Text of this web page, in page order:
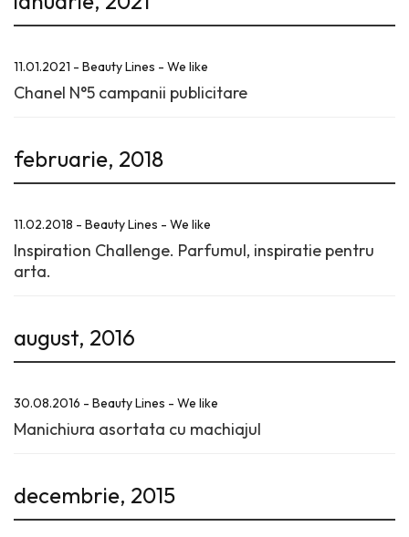
11.01.2021 - Beauty Lines - We like
Chanel N°5 campanii publicitare
februarie, 2018
11.02.2018 - Beauty Lines - We like
Inspiration Challenge. Parfumul, inspiratie pentru
arta.
august, 2016
30.08.2016 - Beauty Lines - We like
Manichiura asortata cu machiajul
decembrie, 2015